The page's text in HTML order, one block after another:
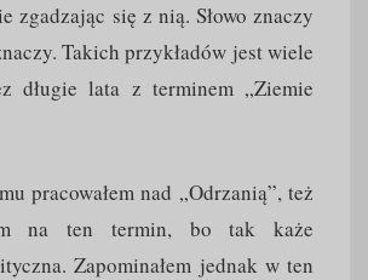
zgadzając się z nią. Słowo znaczy
Takich przykładów jest wiele
długie lata z terminem „Ziemie
pracowałem nad „Odrzanią”, też
na ten termin, bo tak każe
Zapominałem jednak w ten